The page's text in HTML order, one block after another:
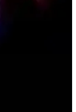
。DeepSeek 的
模型參數改為